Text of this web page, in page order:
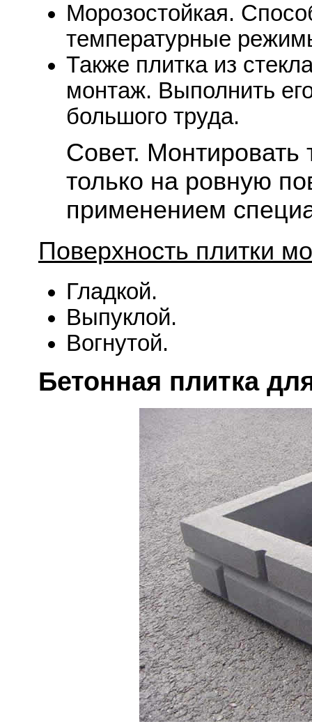
Морозостойкая.
температурные
Также плитка из
монтаж. Выполнить
большого труда.
Совет. Монтировать
только на ровную
применением
Поверхность плитки
Гладкой.
Выпуклой.
Вогнутой.
Бетонная плитка